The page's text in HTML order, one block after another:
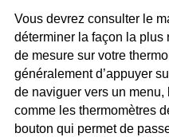
Vous devrez consulter le
déterminer la façon la
de mesure sur votre
généralement d’appuyer
de naviguer vers un
comme les thermomètres
bouton qui permet de